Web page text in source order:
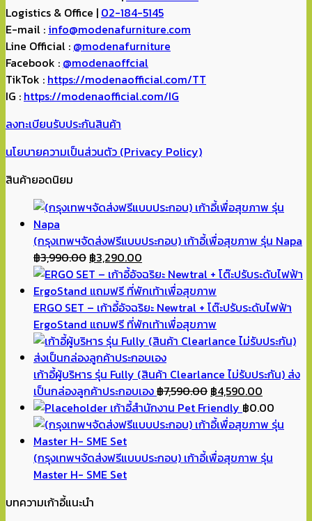
Logistics & Office | 02-184-5145
E-mail : info@modenafurniture.com
Line Official : @modenafurniture
Facebook : @modenaoffcial
TikTok : https://modenaofficial.com/TT
IG : https://modenaofficial.com/IG
ลงทะเบียนรับประกันสินค้า
นโยบายความเป็นส่วนตัว (Privacy Policy)
สินค้ายอดนิยม
(กรุงเทพฯจัดส่งฟรีแบบประกอบ) เก้าอี้เพื่อสุขภาพ รุ่น Napa
฿3,990.00 Original
price
was:
฿3,990.00.
฿3,290.00
price
is:
฿3,290.00.
ERGO SET – เก้าอี้อัจฉริยะ Newtral + โต๊ะปรับระดับไฟฟ้า
ErgoStand แถมฟรี ที่พักเท้าเพื่อสุขภาพ
เก้าอี้ผู้บริหาร รุ่น Fully (สินค้า Clearlance ไม่รับประกัน) ส่ง
เป็นกล่องลูกค้าประกอบเอง฿7,590.00 Original
price
was:
฿4,590.00
price
is:
เก้าอี้สำนักงาน Pet Friendly ฿0.00
(กรุงเทพฯจัดส่งฟรีแบบประกอบ) เก้าอี้เพื่อสุขภาพ รุ่น
Master H- SME Set
บทความเก้าอี้แนะนำ